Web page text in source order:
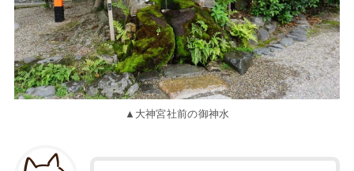
▲大神宮社前の御神水